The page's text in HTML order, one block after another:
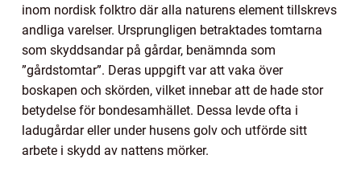
inom nordisk folktro där alla naturens element tillskrevs
andliga varelser. Ursprungligen betraktades tomtarna
som skyddsandar på gårdar, benämnda som
”gårdstomtar”. Deras uppgift var att vaka över
boskapen och skörden, vilket innebar att de hade stor
betydelse för bondesamhället. Dessa levde ofta i
ladugårdar eller under husens golv och utförde sitt
arbete i skydd av nattens mörker.